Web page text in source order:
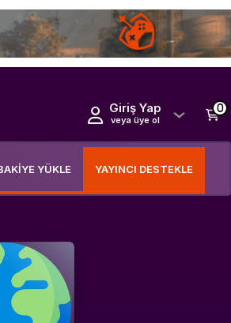
Giriş Yap
veya üye ol
0
YÜKLE YAYINCI DESTEKLE